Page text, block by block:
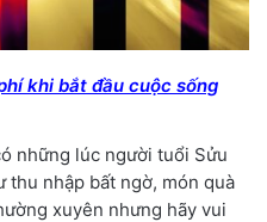
khi bắt đầu cuộc sống
những lúc người tuổi Sửu
thu nhập bất ngờ, món quà
xuyên nhưng hãy vui